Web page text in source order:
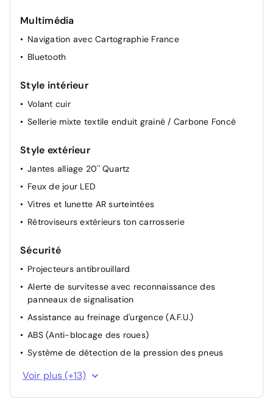
Rétroviseur intérieur électrochrome
Lève-vitres AV électriques (impulsionnel conducteur)
Airbag passager déconnectable
Carte accès et démarrage mains libres
Boite à gant réfrigérant
Console centrale coulissante avec accoudoir
Pare-soleil avec miroir de courtoisie éclairé
Renault Multi-Sense (choix de modes de conduite)
Multimédia
Navigation avec Cartographie France
Bluetooth
Style intérieur
Volant cuir
Sellerie mixte textile enduit grainé / Carbone Foncé
Style extérieur
Jantes alliage 20'' Quartz
Feux de jour LED
Vitres et lunette AR surteintées
Rétroviseurs extérieurs ton carrosserie
Sécurité
Projecteurs antibrouillard
Alerte de survitesse avec reconnaissance des
panneaux de signalisation
Assistance au freinage d'urgence (A.F.U.)
ABS (Anti-blocage des roues)
Système de détection de la pression des pneus
Contrôle dynamique de trajectoire ESC
Voir plus (+13)